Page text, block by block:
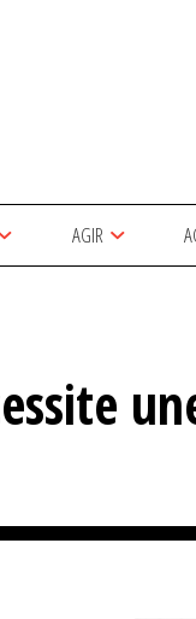
AGIR